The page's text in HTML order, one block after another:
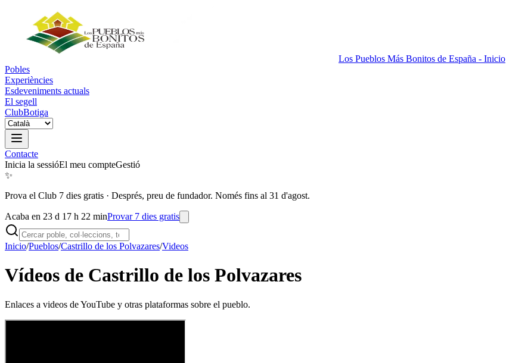
Los Pueblos Más Bonitos de España - Inicio
Pobles
Experiències
Esdeveniments actuals
El segell
ClubBotiga
Contacte
Inicia la sessióEl meu compteGestió
✨
Prova el Club 7 dies gratis · Després, preu de fundador. Només fins al 31 d'agost.
Acaba en 23 d 17 h 22 minProvar 7 dies gratis
Inicio/Pueblos/Castrillo de los Polvazares/Videos
Vídeos de Castrillo de los Polvazares
Enlaces a videos de YouTube y otras plataformas sobre el pueblo.